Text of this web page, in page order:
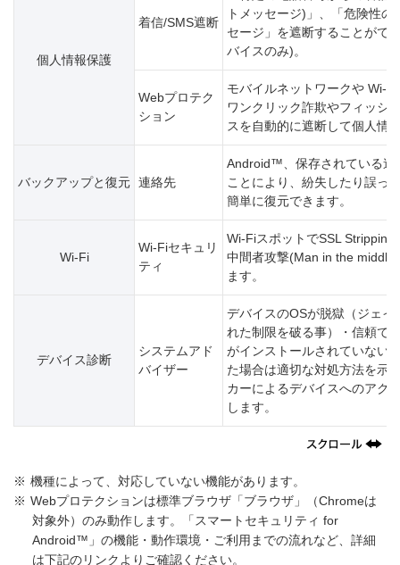
個人情報保護
着信/SMS遮断
トメッセージ)」、「危険性
セージ」を遮断することがで
バイスのみ)。
Webプロテク
ション
モバイルネットワークや Wi-
ワンクリック詐欺やフィッシ
スを自動的に遮断して個人情
バックアップと復元 連絡先
Android™、保存されている連
ことにより、紛失したり誤っ
簡単に復元できます。
Wi-Fi
Wi-Fiセキュリ
ティ
Wi-FiスポットでSSL
中間者攻撃(Man in the middle
ます。
デバイス診断
システムアド
バイザー
デバイスのOSが脱獄（ジェ
れた制限を破る事）・信頼で
がインストールされていない
た場合は適切な対処方法を示
カーによるデバイスへのアク
します。
※ 機種によって、対応していない機能があります。
※ Webプロテクションは標準ブラウザ「ブラウザ」（Chromeは
対象外）のみ動作します。「スマートセキュリティ for
Android™」の機能・動作環境・ご利用までの流れなど、詳細
は下記のリンクよりご確認ください。